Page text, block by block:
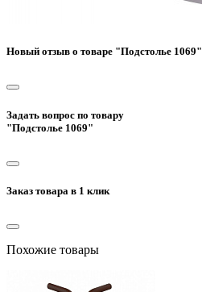
Новый отзыв о товаре "Подстолье 1069"
Задать вопрос по товару
"Подстолье 1069"
Заказ товара в 1 клик
Похожие товары